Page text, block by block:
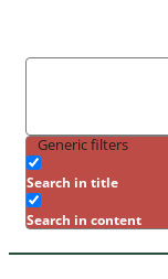
Generic filters
Search in title
Search in content